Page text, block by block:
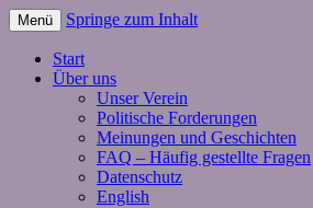
Menü Springe zum Inhalt
Start
Über uns
Unser Verein
Politische Forderungen
Meinungen und Geschichten
FAQ – Häufig gestellte Fragen
Datenschutz
English